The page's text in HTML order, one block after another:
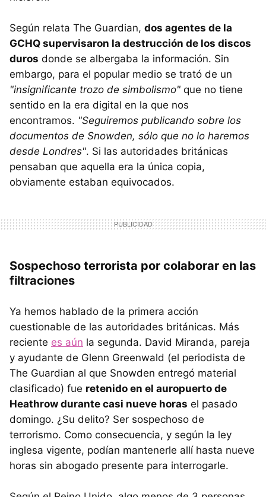
Según relata The Guardian, dos agentes de la
GCHQ supervisaron la destrucción de los discos
duros donde se albergaba la información. Sin
embargo, para el popular medio se trató de un
"insignificante trozo de simbolismo" que no tiene
sentido en la era digital en la que nos
encontramos. "Seguiremos publicando sobre los
documentos de Snowden, sólo que no lo haremos
desde Londres". Si las autoridades británicas
pensaban que aquella era la única copia,
obviamente estaban equivocados.
Sospechoso terrorista por colaborar en las
filtraciones
Ya hemos hablado de la primera acción
cuestionable de las autoridades británicas. Más
reciente es aún la segunda. David Miranda, pareja
y ayudante de Glenn Greenwald (el periodista de
The Guardian al que Snowden entregó material
clasificado) fue retenido en el auropuerto de
Heathrow durante casi nueve horas el pasado
domingo. ¿Su delito? Ser sospechoso de
terrorismo. Como consecuencia, y según la ley
inglesa vigente, podían mantenerle allí hasta nueve
horas sin abogado presente para interrogarle.